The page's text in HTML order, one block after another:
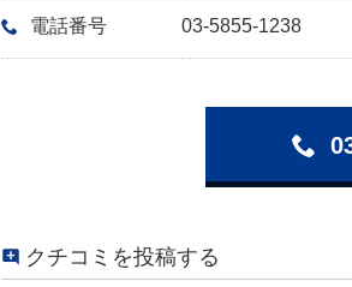
電話番号 03-5855-1238
クチコミを投稿する